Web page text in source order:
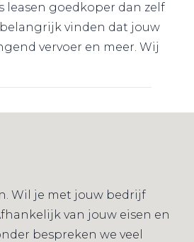
leasen goedkoper dan zelf
vinden dat jouw
vervoer en meer. Wij
Wil je met jouw bedrijf
van jouw eisen en
bespreken we veel